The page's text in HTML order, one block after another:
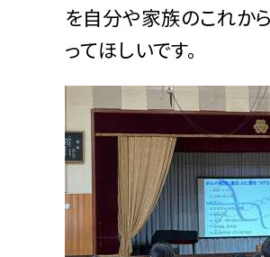
を自分や家族のこれか
ってほしいです。